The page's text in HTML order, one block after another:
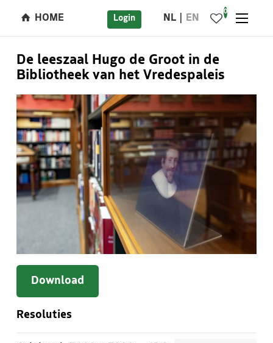
HOME Login NL EN
0
De leeszaal Hugo de Groot in de
Bibliotheek van het Vredespaleis
Download
Resoluties